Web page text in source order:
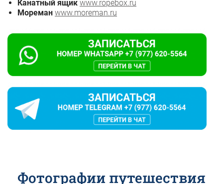
Канатный ящик www.ropebox.ru
Мореман www.moreman.ru
Фотографии путешествия